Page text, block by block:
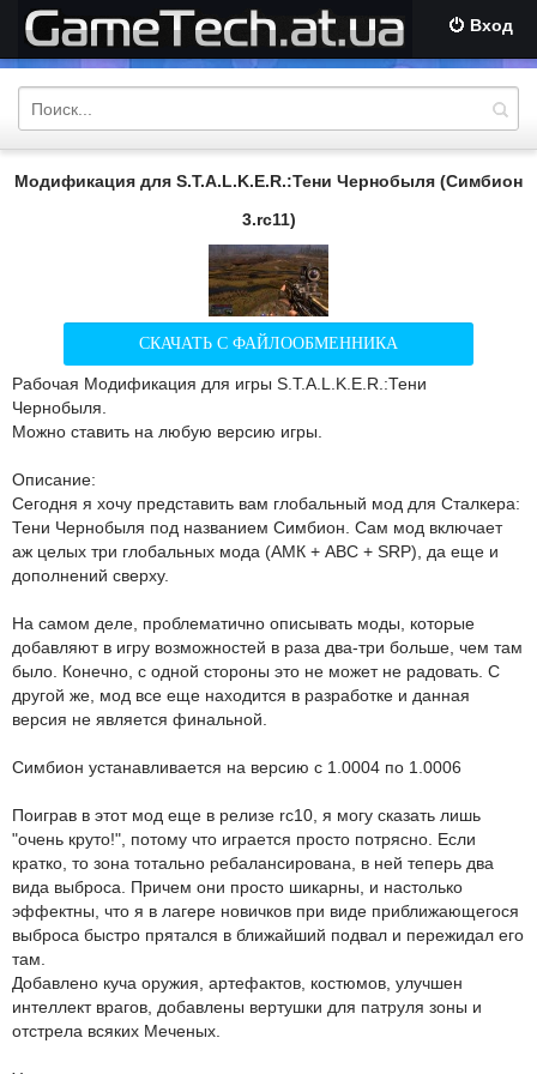
Вход
Модификация для S.T.A.L.K.E.R.:Тени Чернобыля (Симбион
3.rc11)
СКАЧАТЬ С ФАЙЛООБМЕННИКА
Рабочая Модификация для игры S.T.A.L.K.E.R.:Тени
Чернобыля.
Можно ставить на любую версию игры.
Описание:
Сегодня я хочу представить вам глобальный мод для Сталкера:
Тени Чернобыля под названием Симбион. Сам мод включает
аж целых три глобальных мода (АМК + ABC + SRP), да еще и
дополнений сверху.
На самом деле, проблематично описывать моды, которые
добавляют в игру возможностей в раза два-три больше, чем там
было. Конечно, с одной стороны это не может не радовать. С
другой же, мод все еще находится в разработке и данная
версия не является финальной.
Симбион устанавливается на версию с 1.0004 по 1.0006
Поиграв в этот мод еще в релизе rc10, я могу сказать лишь
"очень круто!", потому что играется просто потрясно. Если
кратко, то зона тотально ребалансирована, в ней теперь два
вида выброса. Причем они просто шикарны, и настолько
эффектны, что я в лагере новичков при виде приближающегося
выброса быстро прятался в ближайший подвал и пережидал его
там.
Добавлено куча оружия, артефактов, костюмов, улучшен
интеллект врагов, добавлены вертушки для патруля зоны и
отстрела всяких Меченых.